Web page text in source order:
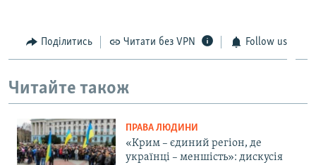
Поділитись Читати без VPN Follow us
Читайте також
ПРАВА ЛЮДИНИ
«Крим – єдиний регіон, де
українці – меншість»: дискусія